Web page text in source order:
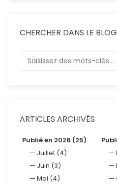
CHERCHER DANS LE BLOG
ARTICLES ARCHIVÉS
Publié en 2026 (25)
Juillet (4)
Juin (3)
Mai (4)